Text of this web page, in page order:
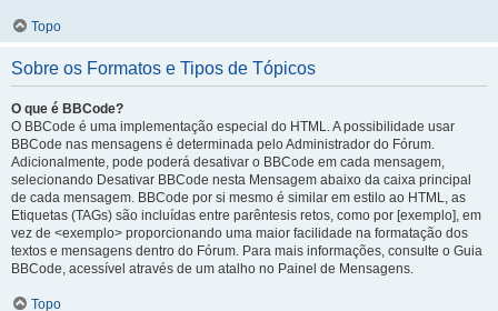
Topo
Sobre os Formatos e Tipos de Tópicos
O que é BBCode?
O BBCode é uma implementação especial do HTML. A possibilidade usar
BBCode nas mensagens é determinada pelo Administrador do Fórum.
Adicionalmente, pode poderá desativar o BBCode em cada mensagem,
selecionando Desativar BBCode nesta Mensagem abaixo da caixa principal
de cada mensagem. BBCode por si mesmo é similar em estilo ao HTML, as
Etiquetas (TAGs) são incluídas entre parêntesis retos, como por [exemplo], em
vez de <exemplo> proporcionando uma maior facilidade na formatação dos
textos e mensagens dentro do Fórum. Para mais informações, consulte o Guia
BBCode, acessível através de um atalho no Painel de Mensagens.
Topo